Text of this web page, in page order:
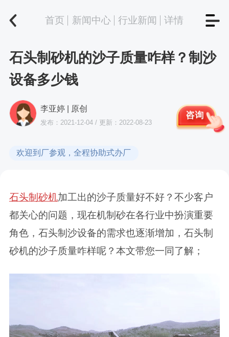
首页 新闻中心 行业新闻 详情
石头制砂机的沙子质量咋样？制沙
设备多少钱
李亚婷 | 原创
发布：2021-12-04 / 更新：2022-08-23
咨询
欢迎到厂参观，全程协助式办厂
石头制砂机加工出的沙子质量好不好？不少客户
都关心的问题，现在机制砂在各行业中扮演重要
角色，石头制沙设备的需求也逐渐增加，石头制
砂机的沙子质量咋样呢？本文带您一同了解；